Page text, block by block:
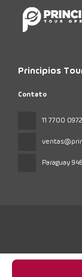
Principios
Contato
11 7700 0972
Paraguay